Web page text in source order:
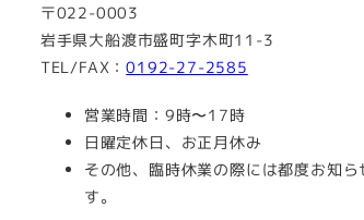
〒022-0003
岩手県大船渡市盛町字木町11-3
TEL/FAX：0192-27-2585
営業時間：9時〜17時
日曜定休日、お正月休み
その他、臨時休業の際には都度お知ら
す。